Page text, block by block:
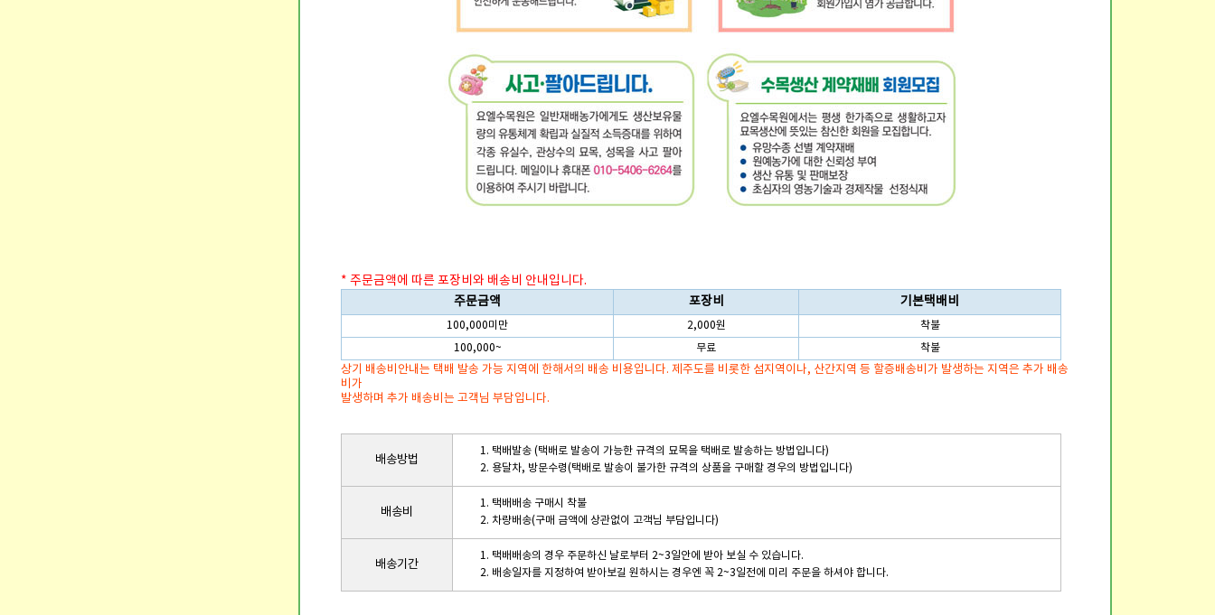
* 주문금액에 따른 포장비와 배송비 안내입니다.
주문금액
포장비 기본택배비
100,000미만 2,000원
착불
100,000~
무료 착불
상기 배송비안내는 택배 발송 가능 지역에 한해서의 배송 비용입니다. 제주도를 비롯한 섬지역이나, 산간지역 등 할증배송비가 발생하는 지역은 추가 배송
비가
발생하며 추가 배송비는 고객님 부담입니다.
배송방법
1. 택배발송 (택배로 발송이 가능한 규격의 묘목을 택배로 발송하는 방법입니다)
2. 용달차, 방문수령(택배로 발송이 불가한 규격의 상품을 구매할 경우의 방법입니다)
배송비
1. 택배배송 구매시 착불
2. 차량배송(구매 금액에 상관없이 고객님 부담입니다)
배송기간
1. 택배배송의 경우 주문하신 날로부터 2~3일안에 받아 보실 수 있습니다.
2. 배송일자를 지정하여 받아보길 원하시는 경우엔 꼭 2~3일전에 미리 주문을 하셔야 합니다.